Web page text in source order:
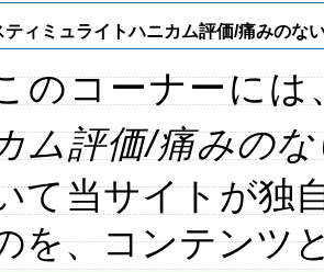
ティミュライトハニカム評価/痛みのな
のコーナーには
ム評価/痛みの
て当サイトが独
を、コンテンツ